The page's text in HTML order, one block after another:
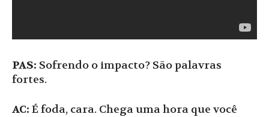
PAS: Sofrendo o impacto? São palavras
fortes.
AC: É foda, cara. Chega uma hora que você